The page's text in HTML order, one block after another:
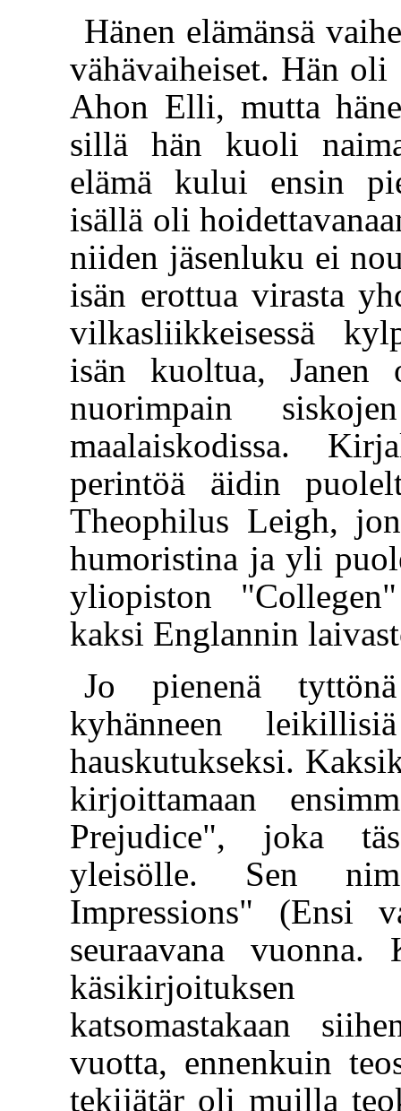
Hänen elämänsä
vähävaiheiset. Hän
Ahon Elli, mutta
sillä hän kuoli
elämä kului ensin
isällä oli
niiden jäsenluku ei
isän erottua virasta
vilkasliikkeisessä
isän kuoltua, Janen
nuorimpain
maalaiskodissa.
perintöä äidin
Theophilus Leigh,
humoristina ja yli
yliopiston
kaksi Englannin
Jo pienenä
kyhänneen
hauskutukseksi.
kirjoittamaan
Prejudice", joka
yleisölle. Sen
Impressions" (Ensi
seuraavana
käsikirjoituksen
katsomastakaan
vuotta, ennenkuin
tekijätär oli muilla